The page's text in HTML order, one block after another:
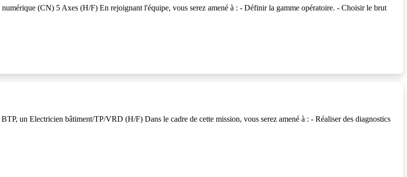
(CN) 5 Axes (H/F) En rejoignant l'équipe, vous serez amené à : - Définir la gamme opératoire. - Choisir le brut
un Electricien bâtiment/TP/VRD (H/F) Dans le cadre de cette mission, vous serez amené à : - Réaliser des diagnostics